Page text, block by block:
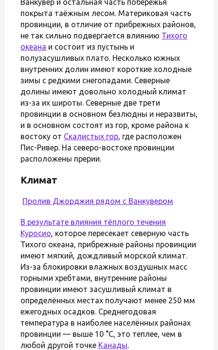
Ванкувер и остальная часть побережья
покрыта таёжным лесом. Материковая часть
провинции, в отличие от прибрежных районов,
не так сильно подвергается влиянию Тихого
океана и состоит из пустынь и
полузасушливых плато. Несколько южных
внутренних долин имеют короткие холодные
зимы с редкими снегопадами. Северные
долины имеют довольно холодный климат
из-за их широты. Северные две трети
провинции в основном безлюдны и неразвиты,
и в основном состоят из гор, кроме района к
востоку от Скалистых гор, где расположен
Пис-Ривер. На северо-востоке провинции
расположены прерии.
Климат
Пролив Джорджия рядом с Ванкувером
В результате влияния тёплого течения
Куросио, которое пересекает северную часть
Тихого океана, прибрежные районы провинции
имеют мягкий, дождливый морской климат.
Из-за блокировки влажных воздушных масс
горными хребтами, внутренние районы
провинции имеют засушливый климат в
определённых местах получают менее 250 мм
ежегодных осадков. Среднегодовая
температура в наиболее населённых районах
провинции — выше 10 °C, это теплее, чем в
любой другой точке Канады.